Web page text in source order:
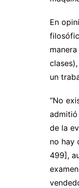
En
un
“No
admitió
de la
no hay
499],